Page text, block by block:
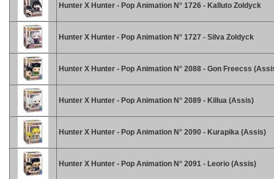
Hunter X Hunter - Pop Animation N° 1726 - Kalluto Zoldyck
Hunter X Hunter - Pop Animation N° 1727 - Silva Zoldyck
Hunter X Hunter - Pop Animation N° 2088 - Gon Freecss
Hunter X Hunter - Pop Animation N° 2089 - Killua (Assis)
Hunter X Hunter - Pop Animation N° 2090 - Kurapika (Assis)
Hunter X Hunter - Pop Animation N° 2091 - Leorio (Assis)